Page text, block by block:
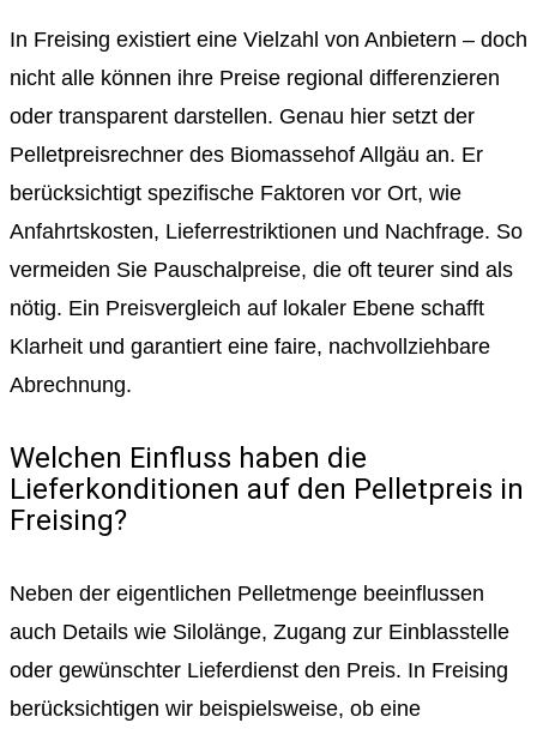
In Freising existiert eine Vielzahl von Anbietern – doch
nicht alle können ihre Preise regional differenzieren
oder transparent darstellen. Genau hier setzt der
Pelletpreisrechner des Biomassehof Allgäu an. Er
berücksichtigt spezifische Faktoren vor Ort, wie
Anfahrtskosten, Lieferrestriktionen und Nachfrage. So
vermeiden Sie Pauschalpreise, die oft teurer sind als
nötig. Ein Preisvergleich auf lokaler Ebene schafft
Klarheit und garantiert eine faire, nachvollziehbare
Abrechnung.
Welchen Einfluss haben die
Lieferkonditionen auf den Pelletpreis in
Freising?
Neben der eigentlichen Pelletmenge beeinflussen
auch Details wie Silolänge, Zugang zur Einblasstelle
oder gewünschter Lieferdienst den Preis. In Freising
berücksichtigen wir beispielsweise, ob eine